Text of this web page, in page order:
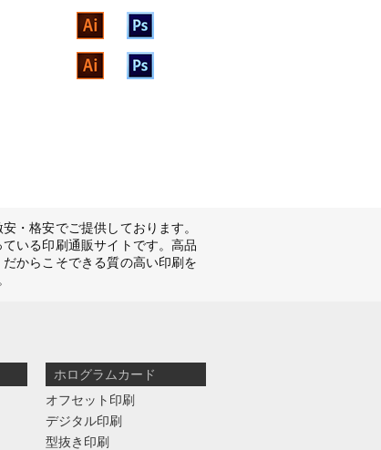
・格安でご提供しております。
いる印刷通販サイトです。高品
からこそできる質の高い印刷を
ホログラムカード
オフセット印刷
デジタル印刷
型抜き印刷